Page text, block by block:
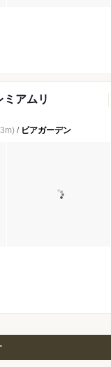
ミアムリ
/ ビアガーデン